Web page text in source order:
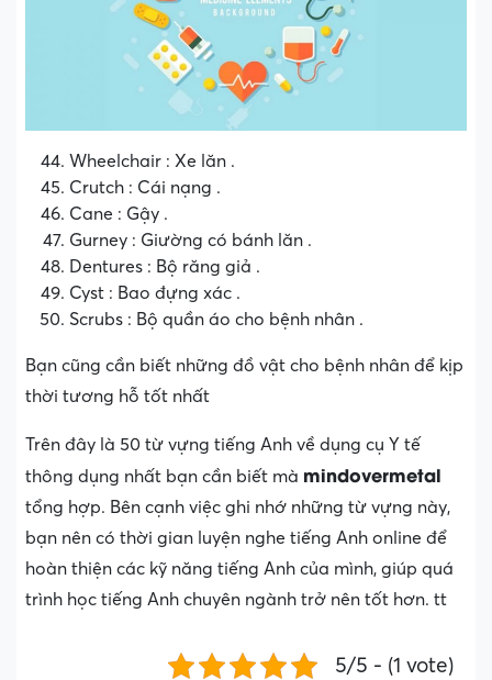
Wheelchair : Xe lăn .
Crutch : Cái nạng .
Cane : Gậy .
Gurney : Giường có bánh lăn .
Dentures : Bộ răng giả .
Cyst : Bao đựng xác .
Scrubs : Bộ quần áo cho bệnh nhân .
Bạn cũng cần biết những đồ vật cho bệnh nhân để kịp
thời tương hỗ tốt nhất
Trên đây là 50 từ vựng tiếng Anh về dụng cụ Y tế
thông dụng nhất bạn cần biết mà mindovermetal
tổng hợp. Bên cạnh việc ghi nhớ những từ vựng này,
bạn nên có thời gian luyện nghe tiếng Anh online để
hoàn thiện các kỹ năng tiếng Anh của mình, giúp quá
trình học tiếng Anh chuyên ngành trở nên tốt hơn. tt
5/5 - (1 vote)